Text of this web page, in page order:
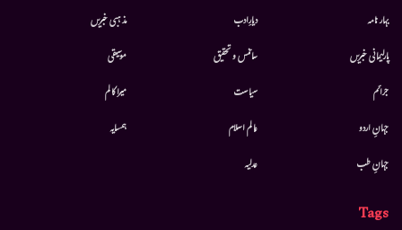
بہار نامہ
پارلیمانی خبریں
جرائم
جہانِ اردو
جہانِ طب
دیارِادب
سائنس و تحقیق
سیاست
عالم اسلام
عدلیہ
مذہبی خبریں
موسيقى
میرا کالم
ہمسایہ
Tags